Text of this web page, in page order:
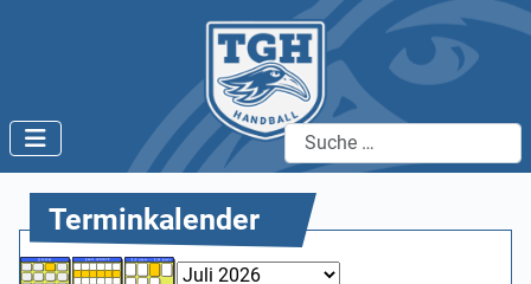
Suchen
Terminkalender